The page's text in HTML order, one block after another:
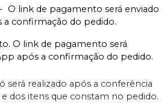
- O link de pagamento será enviado
confirmação do pedido.
O link de pagamento será
após a confirmação do pedido.
será realizado após a conferência
e dos itens que constam no pedido.